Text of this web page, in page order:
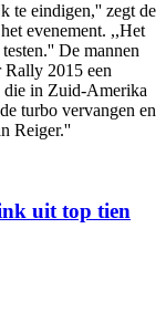
te eindigen,'' zegt de
evenement. ,,Het
De mannen
Rally 2015 een
die in Zuid-Amerika
turbo vervangen en
Reiger.''
uit top tien